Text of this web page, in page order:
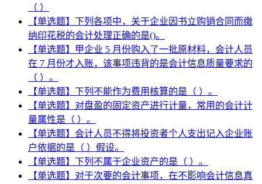
（ ）
【单选题】下列各项中，关于企业因书立购销合同而缴
纳印花税的会计处理正确的是()。
【单选题】甲企业 5 月份购入了一批原材料，会计人员
在 7 月份才入账，该事项违背的是会计信息质量要求的
（ ）。
【单选题】下列不能作为费用核算的是（ ）。
【单选题】对盘盈的固定资产进行计量，常用的会计计
量属性是（ ）。
【单选题】会计人员不得将投资者个人支出记入企业账
户依据的是（ ）假设。
【单选题】下列不属于企业资产的是（ ）。
【单选题】对于次要的会计事项，在不影响会计信息真